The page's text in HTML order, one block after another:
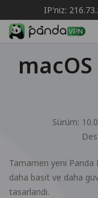
IP'niz:
Sürüm:
Tamamen yeni Panda
daha basit ve daha
tasarlandı.